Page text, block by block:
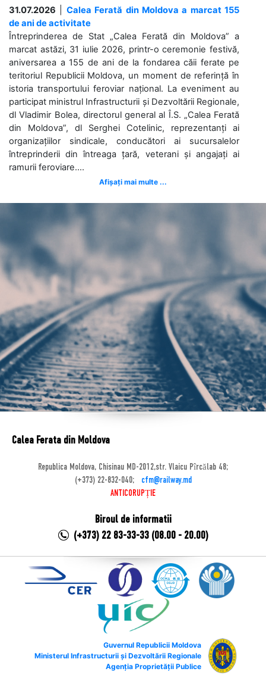
31.07.2026
Calea Ferată din Moldova a marcat 155
de ani de activitate
Întreprinderea de Stat „Calea Ferată din Moldova” a
marcat astăzi, 31 iulie 2026, printr-o ceremonie festivă,
aniversarea a 155 de ani de la fondarea căii ferate pe
teritoriul Republicii Moldova, un moment de referință în
istoria transportului feroviar național. La eveniment au
participat ministrul Infrastructurii și Dezvoltării Regionale,
dl Vladimir Bolea, directorul general al Î.S. „Calea Ferată
din Moldova”, dl Serghei Cotelinic, reprezentanți ai
organizațiilor sindicale, conducători ai sucursalelor
întreprinderii din întreaga țară, veterani și angajați ai
ramurii feroviare....
Afișați mai multe ...
Calea Ferata din Moldova
Republica Moldova, Chisinau MD-2012,str. Vlaicu Pîrcălab 48;
(+373) 22-832-040;
cfm@railway.md
ANTICORUPȚIE
Biroul de informatii
(+373) 22 83-33-33 (08.00 - 20.00)
Guvernul Republicii Moldova
Ministerul Infrastructurii și Dezvoltării Regionale
Agenția Proprietății Publice